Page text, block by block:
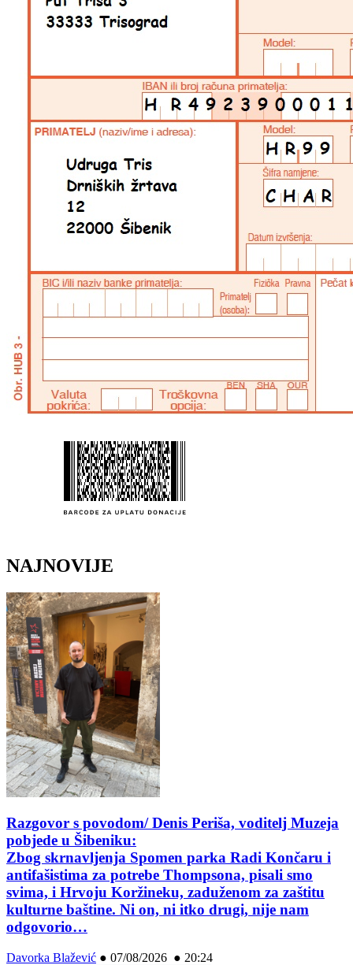
NAJNOVIJE
Razgovor s povodom/ Denis Periša, voditelj Muzeja
pobjede u Šibeniku:
Zbog skrnavljenja Spomen parka Radi Končaru i
antifašistima za potrebe Thompsona, pisali smo
svima, i Hrvoju Koržineku, zaduženom za zaštitu
kulturne baštine. Ni on, ni itko drugi, nije nam
odgovorio…
Davorka Blažević ● 07/08/2026 ● 20:24